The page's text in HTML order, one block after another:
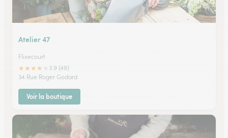
Atelier 47
Flixecourt
★★★★
3.9 (49)
34 Rue Roger Godard
Voir la boutique